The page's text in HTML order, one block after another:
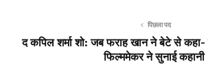
पिछला पद
द कपिल शर्मा शो: जब फराह खान ने बेटे से कहा-
फिल्ममेकर ने सुनाई कहानी